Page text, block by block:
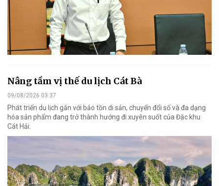
Nâng tầm vị thế du lịch Cát Bà
09/08/2026 03:37
Phát triển du lịch gắn với bảo tồn di sản, chuyển đổi số và đa dạng
hóa sản phẩm đang trở thành hướng đi xuyên suốt của Đặc khu
Cát Hải.